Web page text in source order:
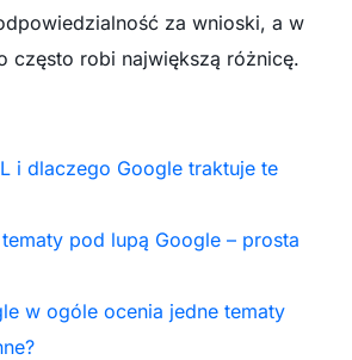
za wnioski, a w
często robi największą różnicę.
i dlaczego Google traktuje te
pod lupą Google – prosta
w ogóle ocenia jedne tematy